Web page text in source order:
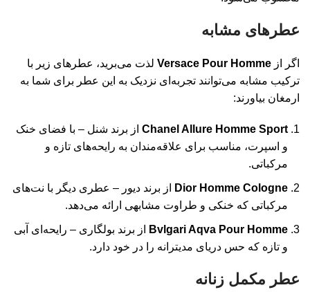
عطرهای مشابه
اگر از Versace Pour Homme لذت می‌برید، عطرهای زیر با
ترکیب مشابه می‌توانند تجربه‌ای نزدیک به این عطر برای شما به
ارمغان بیاورند:
Chanel Allure Homme Sport از برند شنل – با فضای خنک
و اسپرت، مناسب برای علاقه‌مندان به رایحه‌های تازه و
مرکباتی.
Dior Homme Cologne
از برند دیور – عطری دیگر با نت‌های
مرکباتی که خنکی و طراوت مشابهی ارائه می‌دهد.
Bvlgari Aqva Pour Homme
از برند بولگاری – رایحه‌ای آبی
و تازه که حس دریای مدیترانه را در خود دارد.
عطر مکمل زنانه